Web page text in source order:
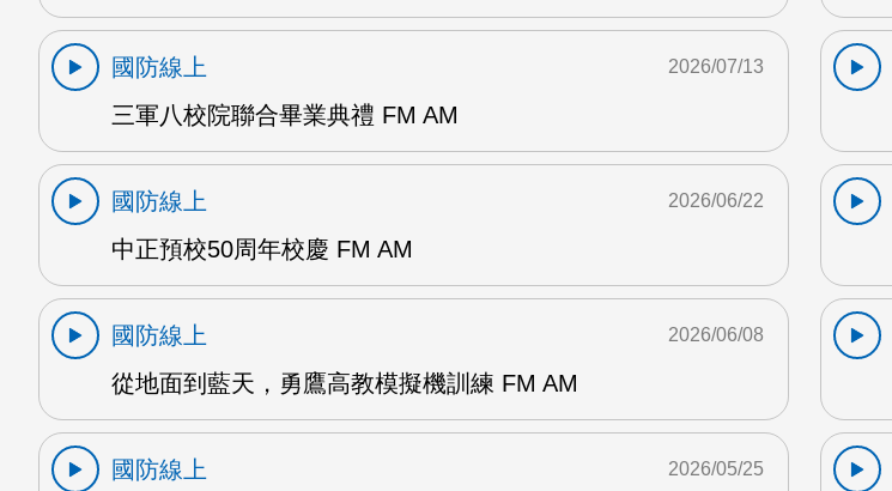
國防線上
三軍八校院聯合畢業典禮 FM AM
2026/07/13
國防線上
中正預校50周年校慶 FM AM
2026/06/22
國防線上
從地面到藍天，勇鷹高教模擬機訓練 FM AM
2026/06/08
國防線上
2026/05/25